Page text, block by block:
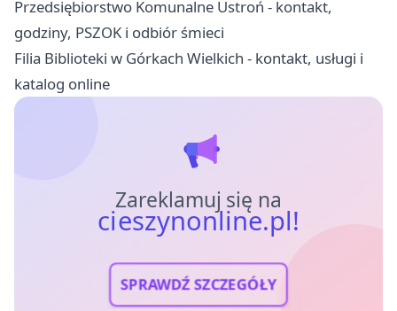
Przedsiębiorstwo Komunalne Ustroń - kontakt,
godziny, PSZOK i odbiór śmieci
Filia Biblioteki w Górkach Wielkich - kontakt, usługi i
katalog online
Zareklamuj się na
cieszynonline.pl!
SPRAWDŹ SZCZEGÓŁY